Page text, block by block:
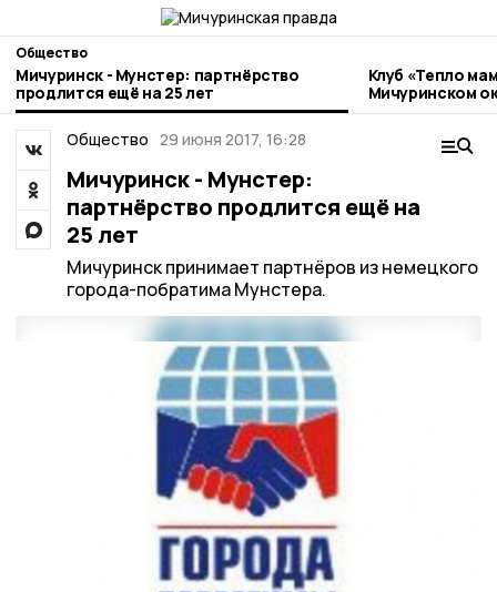
Общество
Мичуринск - Мунстер: партнёрство
продлится ещё на 25 лет
Клуб «Тепло
Мичуринском
Общество 29 июня 2017, 16:28
Мичуринск - Мунстер:
партнёрство продлится ещё на
25 лет
Мичуринск принимает партнёров из немецкого
города-побратима Мунстера.